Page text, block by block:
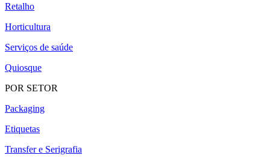
Retalho
Horticultura
Serviços de saúde
Quiosque
POR SETOR
Packaging
Etiquetas
Transfer e Serigrafia